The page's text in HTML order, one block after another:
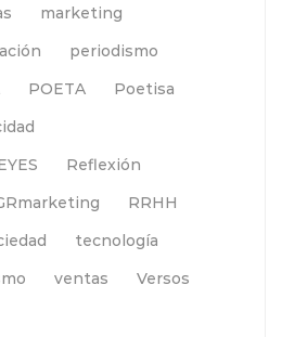
marketing
periodismo
POETA
Poetisa
Reflexión
RRHH
tecnología
ventas Versos